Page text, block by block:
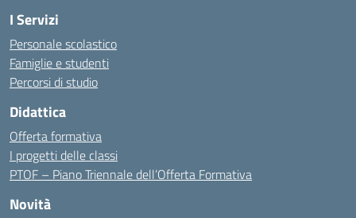
I Servizi
Personale scolastico
Famiglie e studenti
Percorsi di studio
Didattica
Offerta formativa
I progetti delle classi
PTOF – Piano Triennale dell’Offerta Formativa
Novità